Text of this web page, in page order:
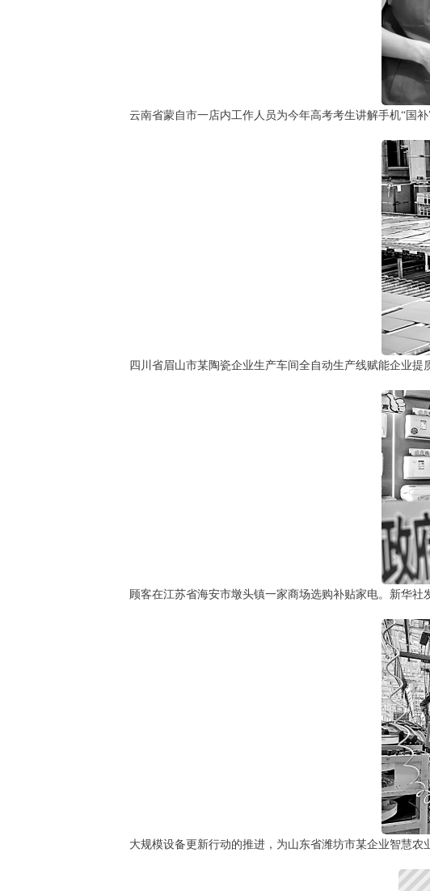
云南省蒙自市一店内工作人员为今年高考考生讲解手机“国
四川省眉山市某陶瓷企业生产车间全自动生产线赋能企业提
顾客在江苏省海安市墩头镇一家商场选购补贴家电。新华社
大规模设备更新行动的推进，为山东省潍坊市某企业智慧农